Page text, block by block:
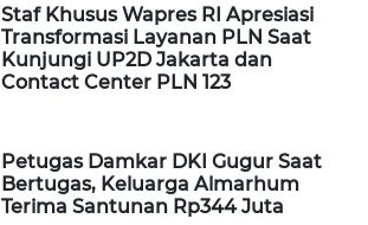
Staf Khusus Wapres RI Apresiasi
Transformasi Layanan PLN Saat
Kunjungi UP2D Jakarta dan
Contact Center PLN 123
Petugas Damkar DKI Gugur Saat
Bertugas, Keluarga Almarhum
Terima Santunan Rp344 Juta